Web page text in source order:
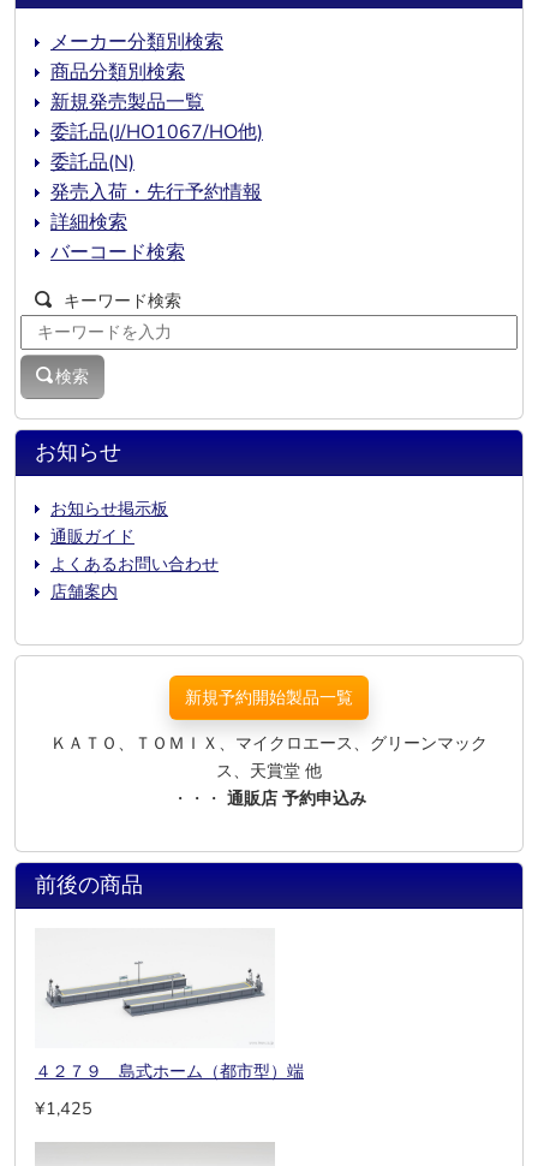
お知らせ
お知らせ掲示板
通販ガイド
よくあるお問い合わせ
店舗案内
メーカー分類別検索
商品分類別検索
新規発売製品一覧
委託品(J/HO1067/HO他)
委託品(N)
発売入荷・先行予約情報
詳細検索
バーコード検索
キーワード検索
検索
新規予約開始製品一覧
ＫＡＴＯ、ＴＯＭＩＸ、マイクロエース、グリーンマック
ス、天賞堂 他
・・・ 通販店 予約申込み
前後の商品
４２７９ 島式ホーム（都市型）端
¥1,425